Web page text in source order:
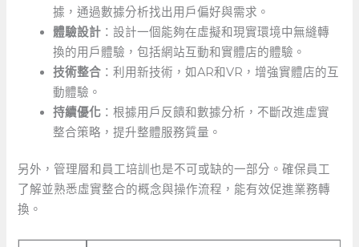
據，通過數據分析找出用戶偏好與需求。
體驗設計 ：設計一個能夠在虛擬和現實環境中無縫轉
換的用戶體驗，包括網站互動和實體店的體驗。
技術整合 ：利用新技術，如AR和VR，增強實體店的互
動體驗。
持續優化 ：根據用戶反饋和數據分析，不斷改進虛實
整合策略，提升整體服務質量。
另外，管理層和員工培訓也是不可或缺的一部分。確保員工
了解並熟悉虛實整合的概念與操作流程，能有效促進業務轉
換。